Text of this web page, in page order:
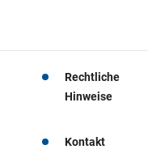
Rechtliche
Hinweise
Kontakt